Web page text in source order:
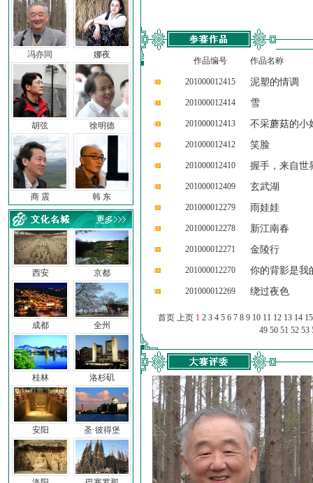
冯亦同 娜夜
胡弦 徐明德
商 震 韩 东
西安
成都
桂林
安阳
京都
全州
洛杉矶
圣·彼得堡
作品编号 作品名称
201000012415 泥塑的情调
201000012414 雪
201000012413 不采蘑菇的小
201000012412 笑脸
201000012410 握手，来自世
201000012409 玄武湖
201000012279 雨娃娃
201000012278 新江南春
201000012271 金陵行
201000012270 你的背影是我
201000012269 绕过夜色
首页 上页 1 2 3 4 5 6 7 8 9 10 11 12 13 14 15
49 50 51 52 53